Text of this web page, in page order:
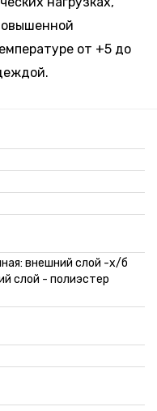
от +5 до
внешний слой -х/б
слой - полиэстер